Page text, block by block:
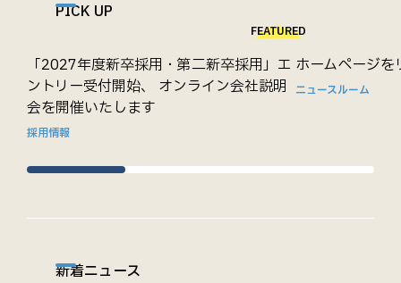
PICK UP
FEATURED
「2027年度新卒採用・第二新卒採用」エ
ントリー受付開始、 オンライン会社説明
会を開催いたします
採用情報
ホームページ
ニュースルーム
新着ニュース